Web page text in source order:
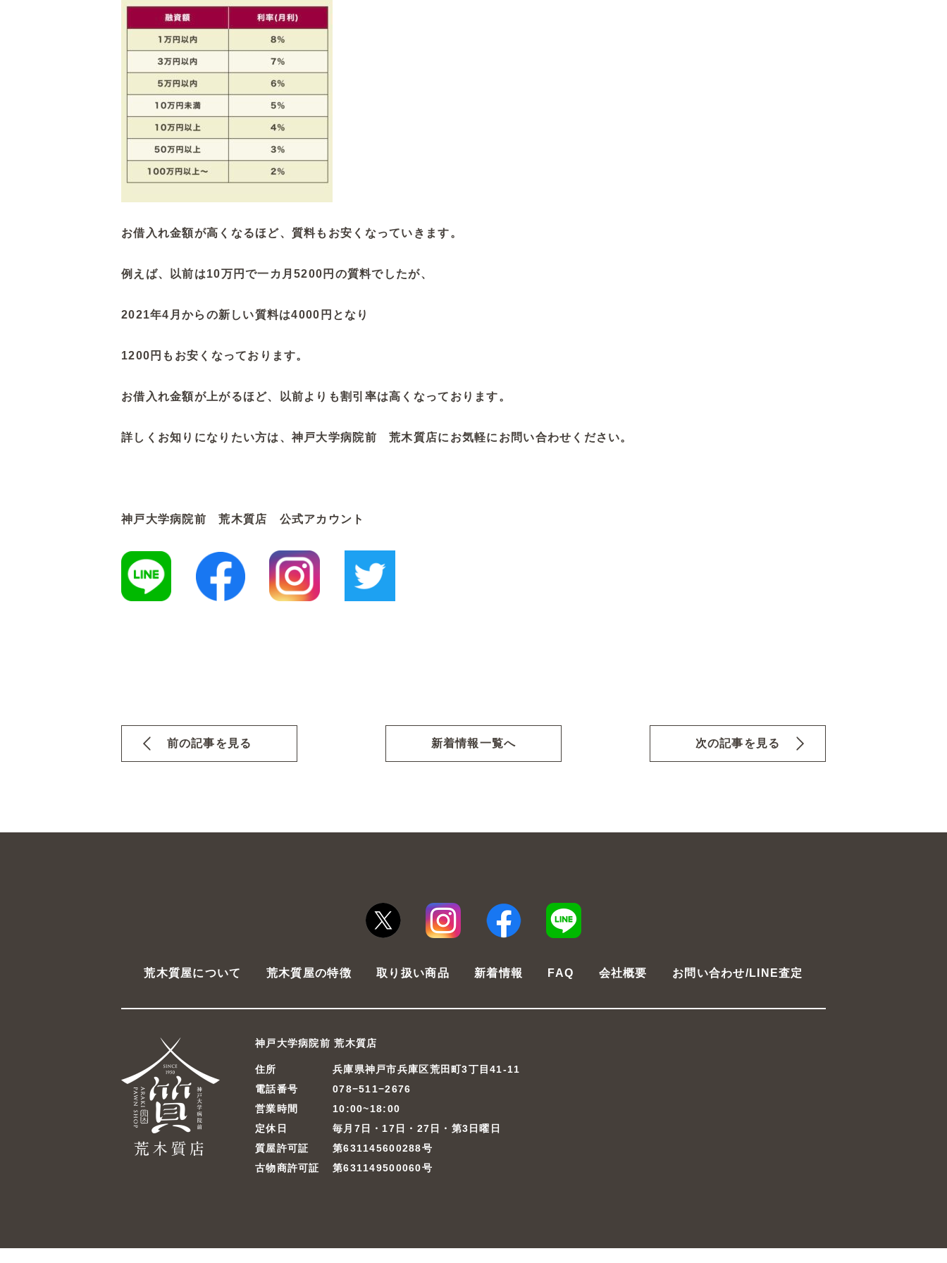
お借入れ金額が高くなるほど、質料もお安くなっていきます。
例えば、以前は10万円で一カ月5200円の質料でしたが、
2021年4月からの新しい質料は4000円となり
1200円もお安くなっております。
お借入れ金額が上がるほど、以前よりも割引率は高くなっております。
詳しくお知りになりたい方は、神戸大学病院前 荒木質店にお気軽にお問い合わせください。
神戸大学病院前 荒木質店 公式アカウント
前の記事を見る 新着情報一覧へ 次の記事を見る
荒木質屋について 荒木質屋の特徴 取り扱い商品 新着情報 FAQ 会社概要 お問い合わせ/LINE査定
神戸大学病院前 荒木質店
住所
兵庫県神戸市兵庫区荒田町3丁目41-11
電話番号
078−511−2676
営業時間
10:00~18:00
定休日
毎月7日・17日・27日・第3日曜日
質屋許可証
第631145600288号
古物商許可証
第631149500060号